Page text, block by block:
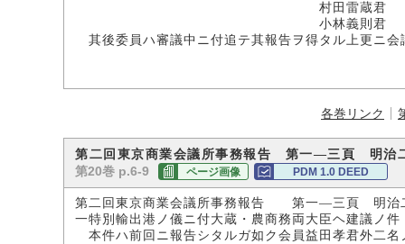
村田雷蔵君
小林義則君
其後委員ハ審議中ニ付追テ其報告ヲ得タル上更ニ会
各巻リンク
第二回東京商業会議所事務報告 第一―三頁 明治
第20巻 p.6-9 ページ画像 PDM 1.0 DEED
第二回東京商業会議所事務報告 第一―三頁 明治
一特別輸出港ノ儀ニ付大蔵・農商務両大臣ヘ建議ノ件
本件ハ前回ニ報告シタルガ如ク会員益田孝君外二